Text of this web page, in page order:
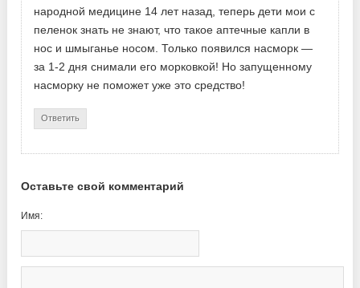
народной медицине 14 лет назад, теперь дети мои с
пеленок знать не знают, что такое аптечные капли в
нос и шмыганье носом. Только появился насморк —
за 1-2 дня снимали его морковкой! Но запущенному
насморку не поможет уже это средство!
Ответить
Оставьте свой комментарий
Имя: